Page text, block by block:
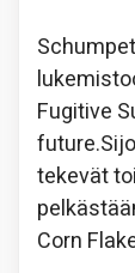
Fugitive
tekevät
Corn